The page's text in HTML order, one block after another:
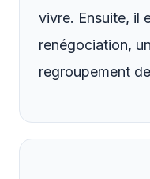
vivre. Ensuite, il
renégociation,
regroupement